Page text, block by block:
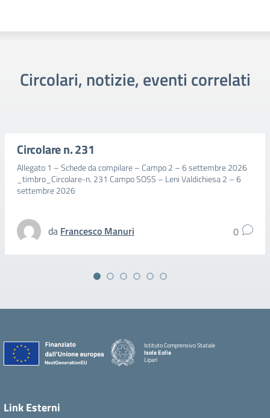
Circolari, notizie, eventi correlati
Circolare n. 231
Allegato 1 – Schede da compilare – Campo 2 – 6 settembre 2026
_timbro_Circolare-n. 231 Campo SOSS – Leni Valdichiesa 2 – 6
settembre 2026
da Francesco Manuri 0
Istituto Comprensivo Statale
Isole Eolie
Lipari
Link Esterni